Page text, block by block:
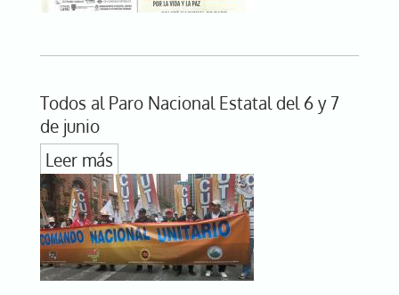
Todos al Paro Nacional Estatal del 6 y 7
de junio
Leer más